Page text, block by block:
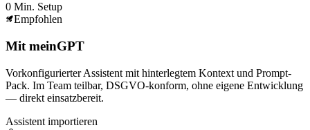
0 Min. Setup
Empfohlen
Mit meinGPT
Vorkonfigurierter Assistent mit hinterlegtem Kontext und Prompt-
Pack. Im Team teilbar, DSGVO-konform, ohne eigene Entwicklung
— direkt einsatzbereit.
Assistent importieren